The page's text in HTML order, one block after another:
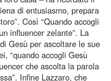
di entusiasmo, prepara
Così “Quando accogli
influencer zelante”. La
Gesù per ascoltare le sue
“quando accogli Gesù
che ascolta la parola
Infine Lazzaro, che